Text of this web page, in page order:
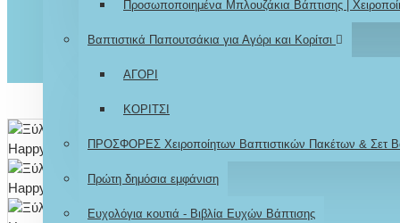
Προσωποποιημένα Μπλουζάκια Βάπτισης |
Βαπτιστικά Παπουτσάκια για Αγόρι και Κορίτσι
ΑΓΟΡΙ
ΚΟΡΙΤΣΙ
ΠΡΟΣΦΟΡΕΣ Χειροποίητων Βαπτιστικών Πακέτων & Σετ
Πρώτη δημόσια εμφάνιση
Ευχολόγια κουτιά - Βιβλία Ευχών Βάπτισης